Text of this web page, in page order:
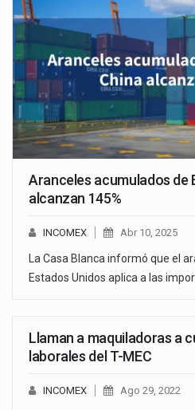
Aranceles acumulados de
alcanzan 145%
INCOMEX Abr 10, 2025
La Casa Blanca informó que el
Estados Unidos aplica a las
Llaman a maquiladoras a
laborales del T-MEC
INCOMEX Ago 29, 2022